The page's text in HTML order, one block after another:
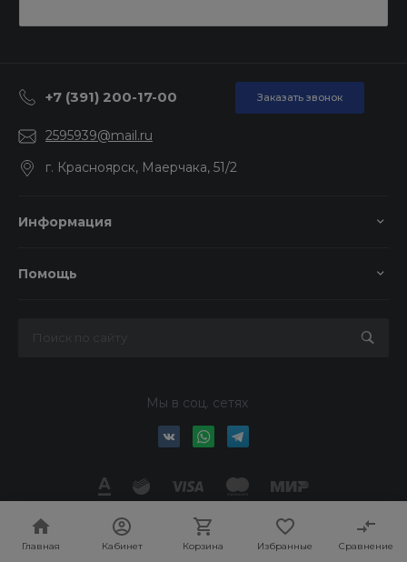
Главная Кабинет Корзина Избранные Сравнение
+7 (391) 200-17-00 Заказать звонок
2595939@mail.ru
г. Красноярск, Маерчака, 51/2
Информация
Помощь
Мы в соц. сетях
© 2026 Колор-Авто, Все права защищены